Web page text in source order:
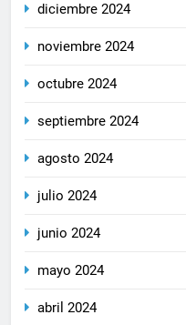
diciembre 2024
noviembre 2024
octubre 2024
septiembre 2024
agosto 2024
julio 2024
junio 2024
mayo 2024
abril 2024